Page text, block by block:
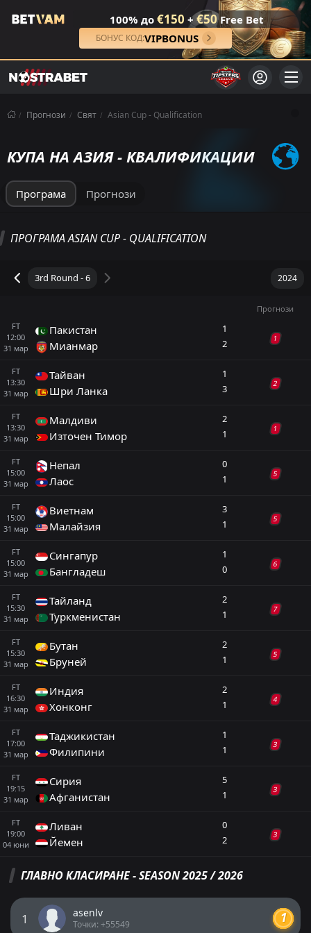
100% до €150 + €50Free Bet
БОНУС КОД:VIPBONUS
Прогнози Свят Asian Cup - Qualification
КУПА НА АЗИЯ - КВАЛИФИКАЦИИ
Програма Прогнози
ПРОГРАМА ASIAN CUP - QUALIFICATION
Прогнози
FT
12:00
31 мар
Пакистан
Мианмар
1
2
1
FT
13:30
31 мар
Тайван
Шри Ланка
1
3
2
FT
13:30
31 мар
Малдиви
Източен Тимор
2
1
1
FT
15:00
31 мар
Непал
Лаос
0
1
5
FT
15:00
31 мар
Виетнам
Малайзия
3
1
5
FT
15:00
31 мар
Сингапур
Бангладеш
1
0
6
FT
15:30
31 мар
Тайланд
Туркменистан
2
1
7
FT
15:30
31 мар
Бутан
Бруней
2
1
5
FT
16:30
31 мар
Индия
Хонконг
2
1
4
FT
17:00
31 мар
Таджикистан
Филипини
1
1
3
FT
19:15
31 мар
Сирия
Афганистан
5
1
3
FT
19:00
04 юни
Ливан
Йемен
0
2
3
ПРОГНОЗИ ASIAN CUP - QUALIFICATION
Ливан 0 2 Йемен
ГЛАВНО КЛАСИРАНЕ - SEASON 2025 / 2026
1 asenlv
Точки: +55549